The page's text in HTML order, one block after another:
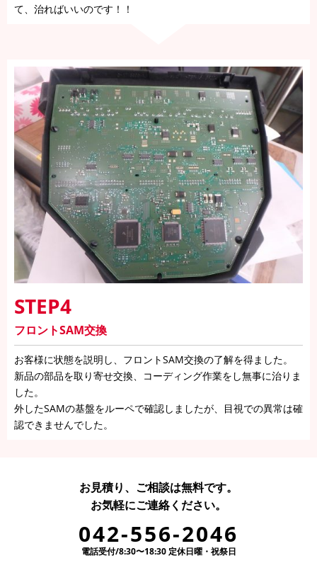
て、治ればいいのです！！
STEP4
フロントSAM交換
お客様に状態を説明し、フロントSAM交換の了解を得ました。
新品の部品を取り寄せ交換、コーディング作業をし無事に治りま
した。
外したSAMの基盤をルーペで確認しましたが、目視での異常は確
認できませんでした。
お見積り、ご相談は無料です。
お気軽にご連絡ください。
042-556-2046
電話受付/8:30〜18:30 定休日曜・祝祭日